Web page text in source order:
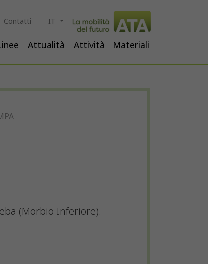
Contatti IT
Attualità Attività Materiali
(Morbio Inferiore).